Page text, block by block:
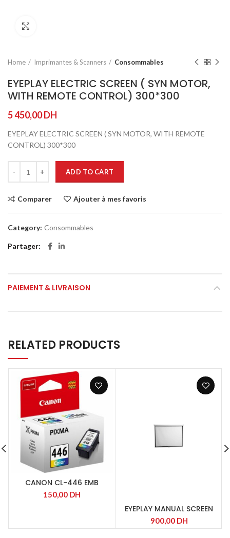
Home Imprimantes & Scanners Consommables
EYEPLAY ELECTRIC SCREEN ( SYN MOTOR,
WITH REMOTE CONTROL) 300*300
5 450,00DH
EYEPLAY ELECTRIC SCREEN ( SYN MOTOR, WITH REMOTE
CONTROL) 300*300
ADD TO CART
Comparer Ajouter à mes favoris
Category: Consommables
Partager
PAIEMENT & LIVRAISON
RELATED PRODUCTS
CANON CL-446 EMB
Cartouche Couleur
150,00 DH
EYEPLAY MANUAL SCREEN
SELF LOCKING 200*200
900,00 DH